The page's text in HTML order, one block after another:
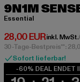
9N1M
Essential
28,00 EUR
Derzeitiger Preis:
inkl. MwSt.
30-Tage-Bestpreis**:
Sofort lieferbar!
-60% DEAL ENDET